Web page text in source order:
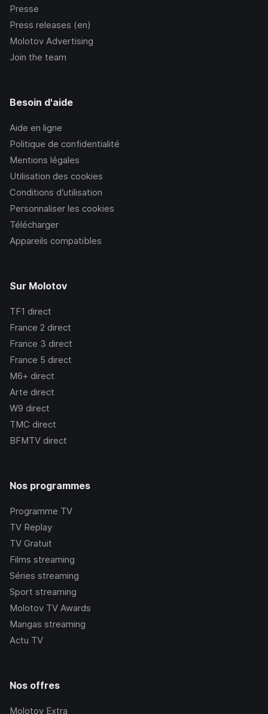
Presse
Press releases (en)
Molotov Advertising
Join the team
Besoin d'aide
Aide en ligne
Politique de confidentialité
Mentions légales
Utilisation des cookies
Conditions d’utilisation
Personnaliser les cookies
Télécharger
Appareils compatibles
Sur Molotov
TF1 direct
France 2 direct
France 3 direct
France 5 direct
M6+ direct
Arte direct
W9 direct
TMC direct
BFMTV direct
Nos programmes
Programme TV
TV Replay
TV Gratuit
Films streaming
Séries streaming
Sport streaming
Molotov TV Awards
Mangas streaming
Actu TV
Nos offres
Molotov Extra